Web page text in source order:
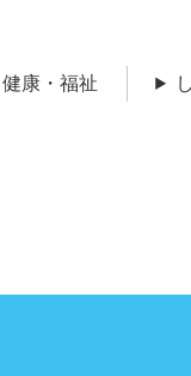
健康・福祉